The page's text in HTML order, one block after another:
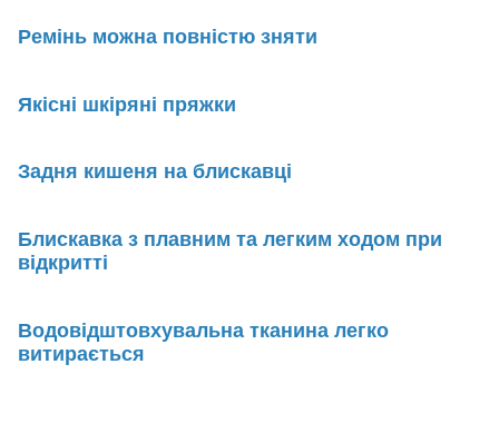
Ремінь можна повністю зняти
Якісні шкіряні пряжки
Задня кишеня на блискавці
Блискавка з плавним та легким ходом при
відкритті
Водовідштовхувальна тканина легко
витирається